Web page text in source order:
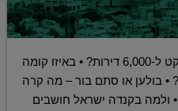
למה (ואיפה) בהרצליה גנזו פרויקט ל-6,000 דירות? • באיזו קומה
• בולען או סתם בור – מה קרה
ולמה בקנדה ישראל חושבים